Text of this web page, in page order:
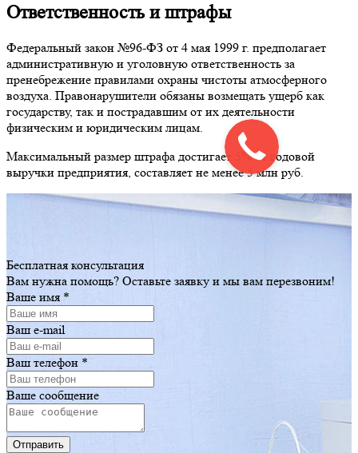
Ответственность и штрафы
Федеральный закон №96-ФЗ от 4 мая 1999 г. предполагает
административную и уголовную ответственность за
пренебрежение правилами охраны чистоты атмосферного
воздуха. Правонарушители обязаны возмещать ущерб как
государству, так и пострадавшим от их деятельности
физическим и юридическим лицам.
Максимальный размер штрафа достигает 5% от годовой
выручки предприятия, составляет не менее 5 млн руб.
Бесплатная консультация
Вам нужна помощь? Оставьте заявку и мы вам перезвоним!
Ваше имя *
Ваш e-mail
Ваш телефон *
Ваше сообщение